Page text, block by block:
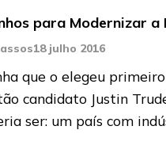
para Modernizar
18 julho 2016
que o elegeu
candidato Justin
ser: um país com